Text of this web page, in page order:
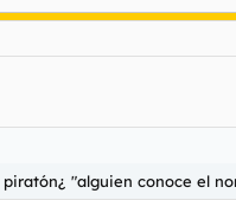
"alguien conoce el